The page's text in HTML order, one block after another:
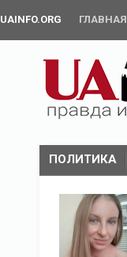
UAINFO.ORG ГЛАВНАЯ
ПОЛИТИКА